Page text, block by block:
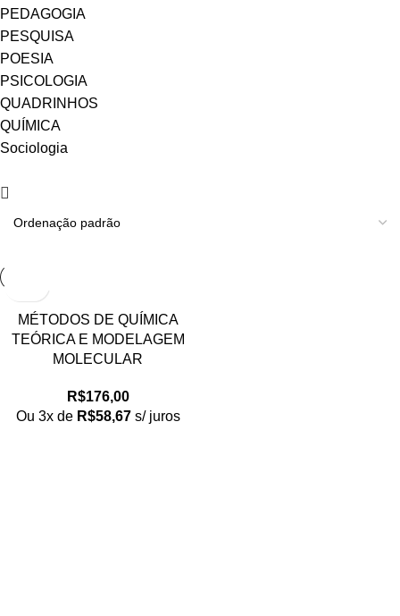
PEDAGOGIA
PESQUISA
POESIA
PSICOLOGIA
QUADRINHOS
QUÍMICA
Sociologia
MÉTODOS DE QUÍMICA
TEÓRICA E MODELAGEM
MOLECULAR
R$176,00
Ou 3x de R$58,67 s/ juros